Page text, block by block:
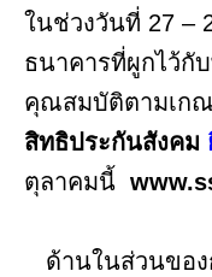
ในช่วงวันที่ 27 –
ธนาคารที่ผูกไว้กั
คุณสมบัติตามเก
สิทธิประกันสังคม
ตุลาคมนี้
ด้านในส่วนของ